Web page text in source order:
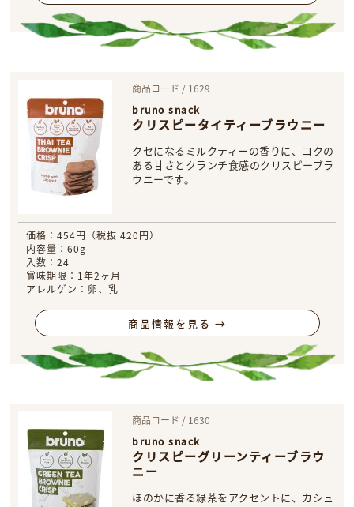
商品コード / 1629
bruno snack
クリスピータイティーブラウニー
クセになるミルクティーの香りに、コクの
ある甘さとクランチ食感のクリスピーブラ
ウニーです。
価格：454円（税抜 420円）
内容量：60g
入数：24
賞味期限：1年2ヶ月
アレルゲン：卵、乳
商品情報を見る →
商品コード / 1630
bruno snack
クリスピーグリーンティーブラウ
ニー
ほのかに香る緑茶をアクセントに、カシュ